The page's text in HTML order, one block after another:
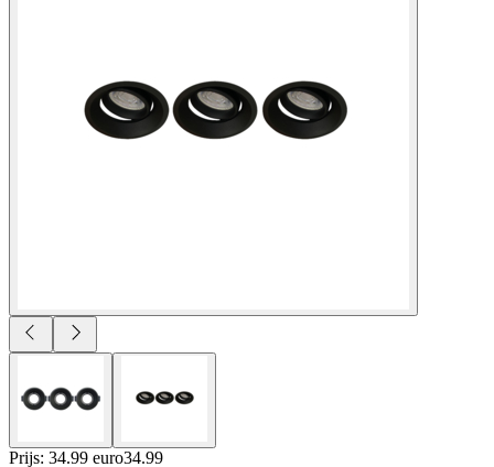
Prijs: 34.99 euro34.99